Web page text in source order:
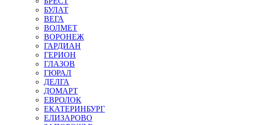
БУЛАТ
ВЕГА
ВОЛМЕТ
ВОРОНЕЖ
ГАРДИАН
ГЕРИОН
ГЛАЗОВ
ГЮРАЛ
ДЕЛГА
ДОМАРТ
ЕВРОЛОК
ЕКАТЕРИНБУРГ
ЕЛИЗАРОВО